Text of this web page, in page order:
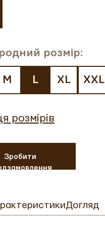
розмір:
M L XL XXL
розмірів
Зробити
Догляд